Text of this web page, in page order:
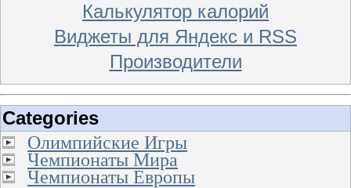
Калькулятор калорий
Виджеты для Яндекс и RSS
Производители
Categories
Олимпийские Игры
Чемпионаты Мира
Чемпионаты Европы